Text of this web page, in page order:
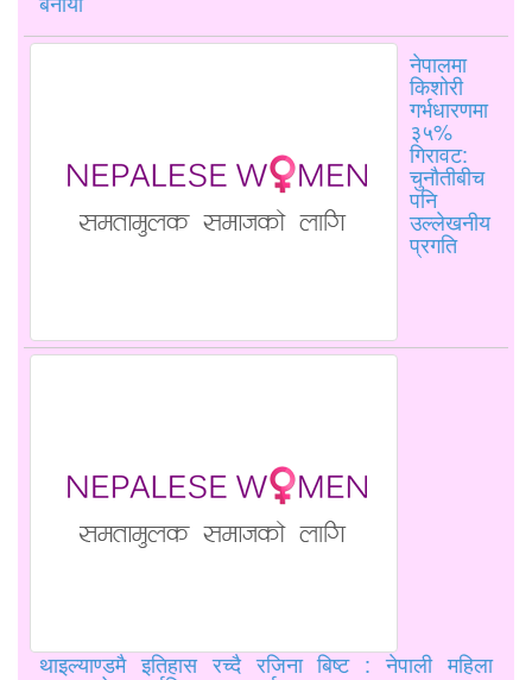
नेपालमा
किशोरी
गर्भधारणमा
३५%
गिरावट:
चुनौतीबीच
पनि
उल्लेखनीय
प्रगति
थाइल्याण्डमै इतिहास रच्दै रजिना बिष्ट : नेपाली महिला